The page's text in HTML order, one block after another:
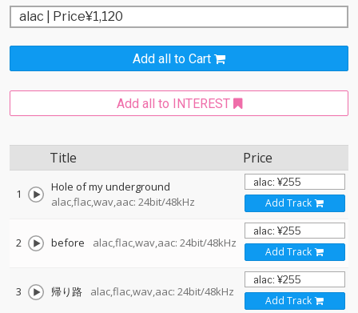
Add all to Cart
Add all to INTEREST
Title Price
1
Hole of my underground
alac,flac,wav,aac: 24bit/48kHz
Add Track
2 before alac,flac,wav,aac: 24bit/48kHz
Add Track
3 帰り路 alac,flac,wav,aac: 24bit/48kHz
Add Track